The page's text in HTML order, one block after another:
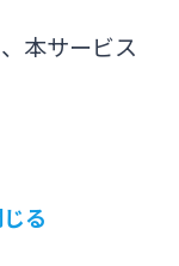
本サービス